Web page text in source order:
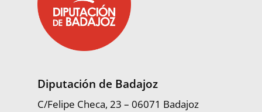
Diputación de Badajoz
C/Felipe Checa, 23 – 06071 Badajoz